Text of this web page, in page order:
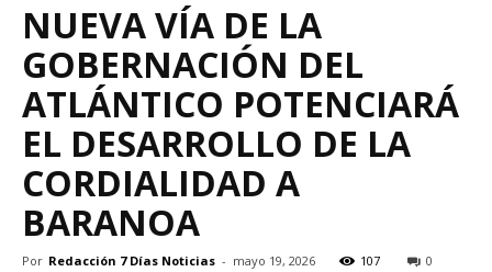
NUEVA VÍA DE LA
GOBERNACIÓN DEL
ATLÁNTICO POTENCIARÁ
EL DESARROLLO DE LA
CORDIALIDAD A
BARANOA
Por Redacción 7 Días Noticias - mayo 19, 2026 107 0